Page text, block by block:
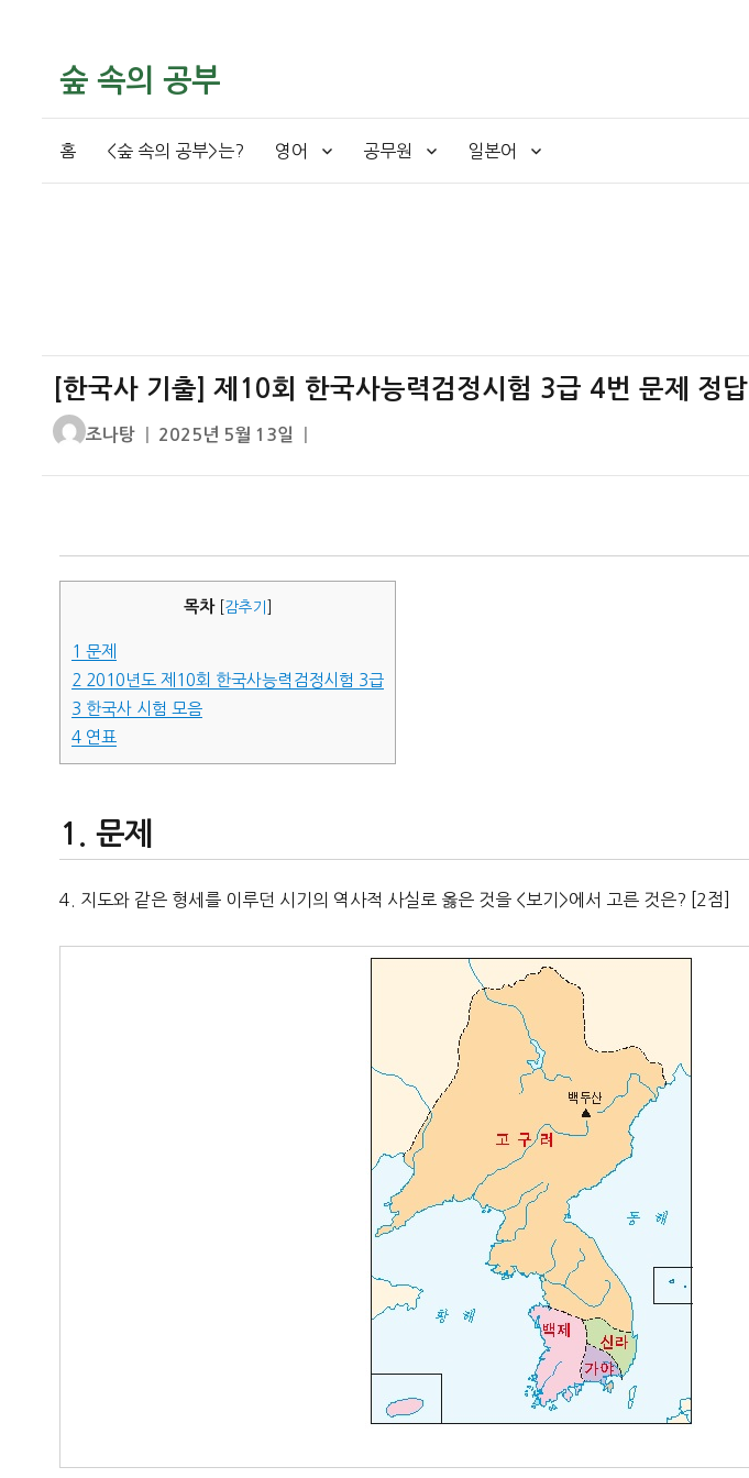
숲 속의 공부
홈 <숲 속의 공부>는? 영어 공무원 일본어
[한국사 기출] 제10회 한국사능력검정시험 3급 4번 문제 정답
글
조나탕
작
2025년 5월 13일
목차 감추기
1 문제
2 2010년도 제10회 한국사능력검정시험 3급
3 한국사 시험 모음
4 연표
문제
4. 지도와 같은 형세를 이루던 시기의 역사적 사실로 옳은 것을 <보기>에서 고른 것은? [2점]